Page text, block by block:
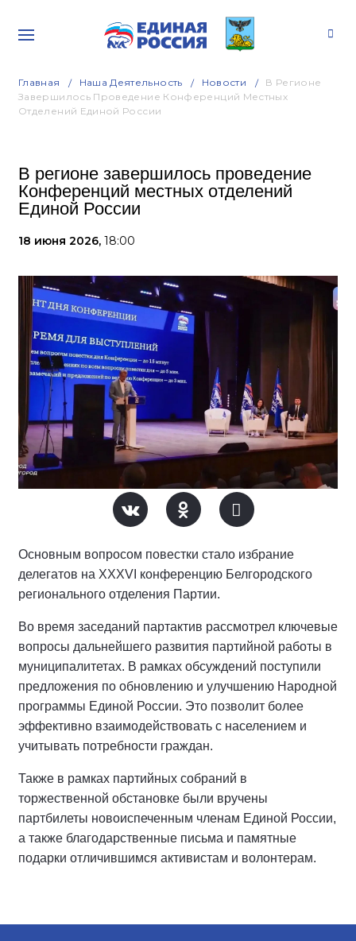
Главная Наша Деятельность Новости
В Регионе
Завершилось Проведение Конференций Местных
Отделений Единой России
В регионе завершилось проведение
Конференций местных отделений
Единой России
18 июня 2026, 18:00
Основным вопросом повестки стало избрание
делегатов на XXXVI конференцию Белгородского
регионального отделения Партии.
Во время заседаний партактив рассмотрел ключевые
вопросы дальнейшего развития партийной работы в
муниципалитетах. В рамках обсуждений поступили
предложения по обновлению и улучшению Народной
программы Единой России. Это позволит более
эффективно взаимодействовать с населением и
учитывать потребности граждан.
Также в рамках партийных собраний в
торжественной обстановке были вручены
партбилеты новоиспеченным членам Единой России,
а также благодарственные письма и памятные
подарки отличившимся активистам и волонтерам.